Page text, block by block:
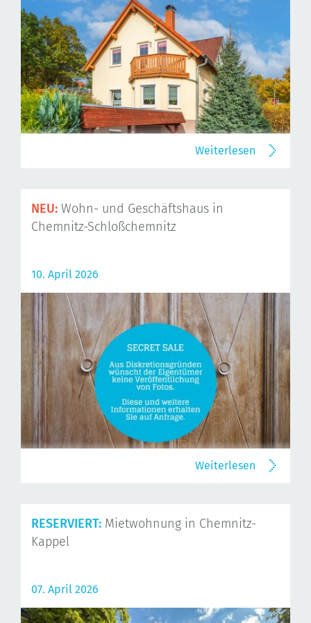
Weiterlesen
NEU: Wohn- und Geschäftshaus in
Chemnitz-Schloßchemnitz
10. April 2026
Weiterlesen
RESERVIERT: Mietwohnung in Chemnitz-
Kappel
07. April 2026